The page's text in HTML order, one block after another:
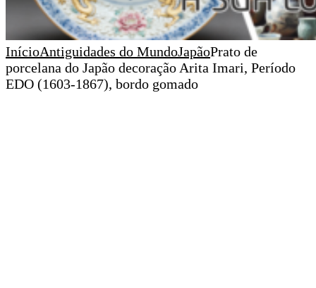
InícioAntiguidades do MundoJapãoPrato de
porcelana do Japão decoração Arita Imari, Período
EDO (1603-1867), bordo gomado